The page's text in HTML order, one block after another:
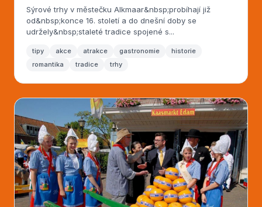
Sýrové trhy v městečku Alkmaar&nbsp;probíhají již
od&nbsp;konce 16. století a do dnešní doby se
udržely&nbsp;staleté tradice spojené s...
tipy akce atrakce gastronomie
historie
romantika
tradice trhy